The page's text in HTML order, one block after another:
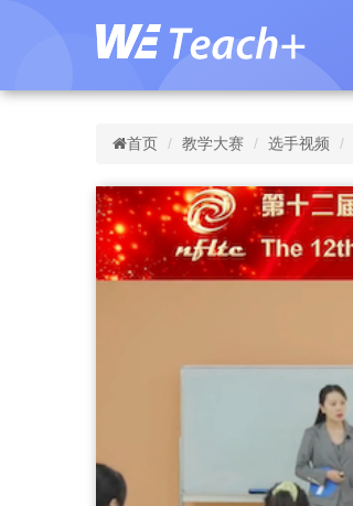
首页 教学大赛 选手视频